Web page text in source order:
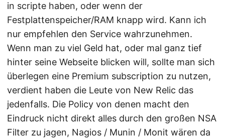
in scripte haben, oder wenn der
Festplattenspeicher/RAM knapp wird. Kann ich
nur empfehlen den Service wahrzunehmen.
Wenn man zu viel Geld hat, oder mal ganz tief
hinter seine Webseite blicken will, sollte man sich
überlegen eine Premium subscription zu nutzen,
verdient haben die Leute von New Relic das
jedenfalls. Die Policy von denen macht den
Eindruck nicht direkt alles durch den großen NSA
Filter zu jagen, Nagios / Munin / Monit wären da